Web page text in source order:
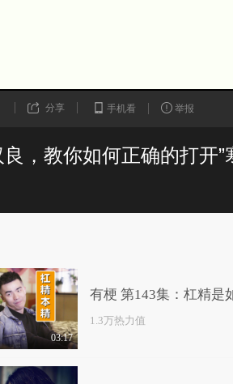
分享 手机看 举报
，教你如何正确的打开”
03:17
有梗 第143集：杠精是
1.3万热力值